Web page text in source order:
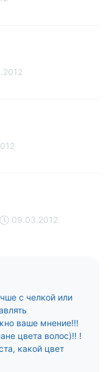
09.03.2012
с челкой или
ваше мнение!!!
цвета волос)!! !
какой цвет